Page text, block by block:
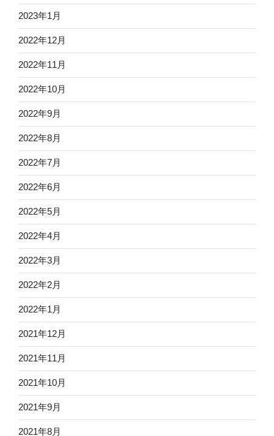
2023年1月
2022年12月
2022年11月
2022年10月
2022年9月
2022年8月
2022年7月
2022年6月
2022年5月
2022年4月
2022年3月
2022年2月
2022年1月
2021年12月
2021年11月
2021年10月
2021年9月
2021年8月